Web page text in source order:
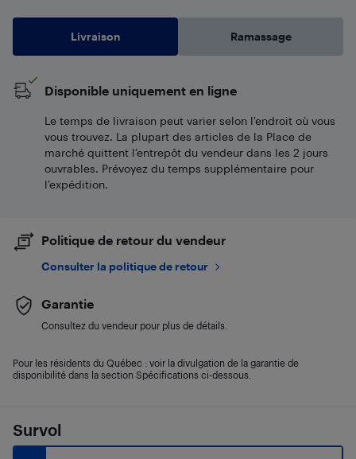
Survol
Livraison Ramassage
Disponible uniquement en ligne
Le temps de livraison peut varier selon l'endroit où vous
vous trouvez. La plupart des articles de la Place de
marché quittent l’entrepôt du vendeur dans les 2 jours
ouvrables. Prévoyez du temps supplémentaire pour
l’expédition.
Politique de retour du vendeur
Consulter la politique de retour
Garantie
Consultez du vendeur pour plus de détails.
Pour les résidents du Québec : voir la divulgation de la garantie de
disponibilité dans la section Spécifications ci-dessous.